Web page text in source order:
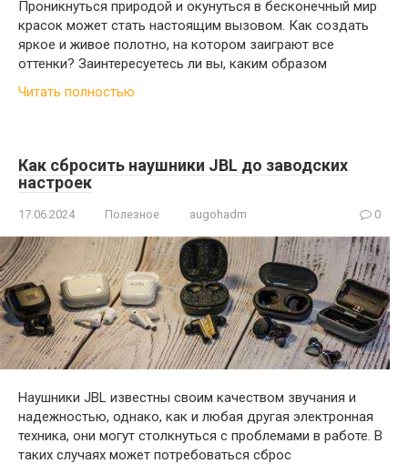
Проникнуться природой и окунуться в бесконечный мир
красок может стать настоящим вызовом. Как создать
яркое и живое полотно, на котором заиграют все
оттенки? Заинтересуетесь ли вы, каким образом
Читать полностью
Как сбросить наушники JBL до заводских
настроек
17.06.2024 Полезное augohadm 0
Наушники JBL известны своим качеством звучания и
надежностью, однако, как и любая другая электронная
техника, они могут столкнуться с проблемами в работе. В
таких случаях может потребоваться сброс